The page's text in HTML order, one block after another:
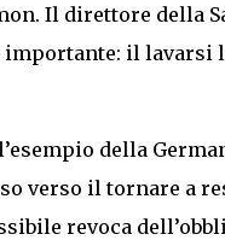
Il direttore della
il lavarsi
della
verso il tornare a
revoca